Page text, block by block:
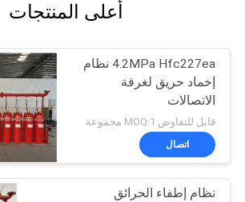
أعلى المنتجات
4.2MPa Hfc227ea نظام
إخماد حريق لغرفة
الاتصالات
قابل للتفاوض MOQ:1 مجموعة
اتصال
نظام إطفاء الحرائق